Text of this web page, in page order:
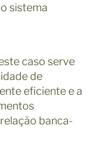
sistema
caso serve
de
eficiente e a
banca-